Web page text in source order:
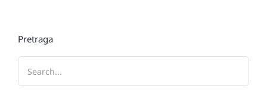
Pretraga